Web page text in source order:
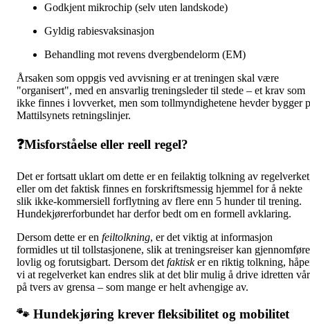
Godkjent mikrochip (selv uten landskode)
Gyldig rabiesvaksinasjon
Behandling mot revens dvergbendelorm (EM)
Årsaken som oppgis ved avvisning er at treningen skal være
"organisert", med en ansvarlig treningsleder til stede – et krav som
ikke finnes i lovverket, men som tollmyndighetene hevder bygger
Mattilsynets retningslinjer.
❓Misforståelse eller reell regel?
Det er fortsatt uklart om dette er en feilaktig tolkning av
eller om det faktisk finnes en forskriftsmessig hjemmel for å nekte
slik ikke-kommersiell forflytning av flere enn 5 hunder til trening.
Hundekjørerforbundet har derfor bedt om en formell avklaring.
Dersom dette er en feiltolkning, er det viktig at informasjon
formidles ut til tollstasjonene, slik at treningsreiser kan
lovlig og forutsigbart. Dersom det faktisker en riktig tolkning,
vi at regelverket kan endres slik at det blir mulig å drive idretten vår
på tvers av grensa – som mange er helt avhengige av.
🐾 Hundekjøring krever fleksibilitet og mobilitet